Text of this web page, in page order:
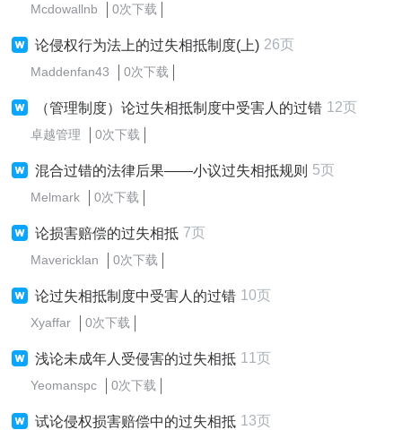
Mcdowallnb 0次下载
论侵权行为法上的过失相抵制度(上) 26页
Maddenfan43 0次下载
（管理制度）论过失相抵制度中受害人的过错 12页
卓越管理 0次下载
混合过错的法律后果——小议过失相抵规则 5页
Melmark 0次下载
论损害赔偿的过失相抵 7页
Mavericklan 0次下载
论过失相抵制度中受害人的过错 10页
Xyaffar 0次下载
浅论未成年人受侵害的过失相抵 11页
Yeomanspc 0次下载
试论侵权损害赔偿中的过失相抵 13页